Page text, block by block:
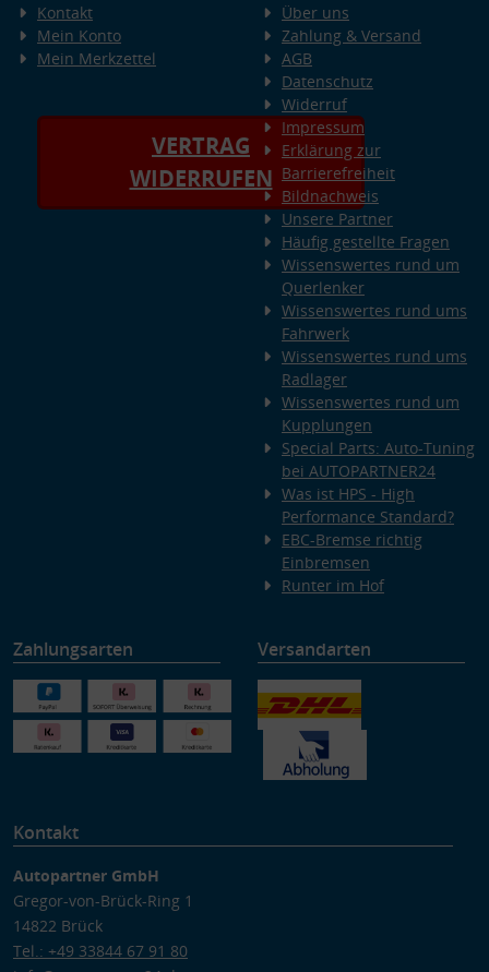
Kontakt
Mein Konto
Mein Merkzettel
VERTRAG
WIDERRUFEN
Über uns
Zahlung & Versand
AGB
Datenschutz
Widerruf
Impressum
Erklärung zur
Barrierefreiheit
Bildnachweis
Unsere Partner
Häufig gestellte Fragen
Wissenswertes rund um
Querlenker
Wissenswertes rund ums
Fahrwerk
Wissenswertes rund ums
Radlager
Wissenswertes rund um
Kupplungen
Special Parts: Auto-Tuning
bei AUTOPARTNER24
Was ist HPS - High
Performance Standard?
EBC-Bremse richtig
Einbremsen
Runter im Hof
Zahlungsarten Versandarten
Kontakt
Autopartner GmbH
Gregor-von-Brück-Ring 1
14822 Brück
Tel.: +49 33844 67 91 80